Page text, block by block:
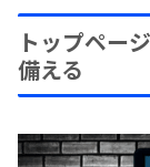
トップペー
備える